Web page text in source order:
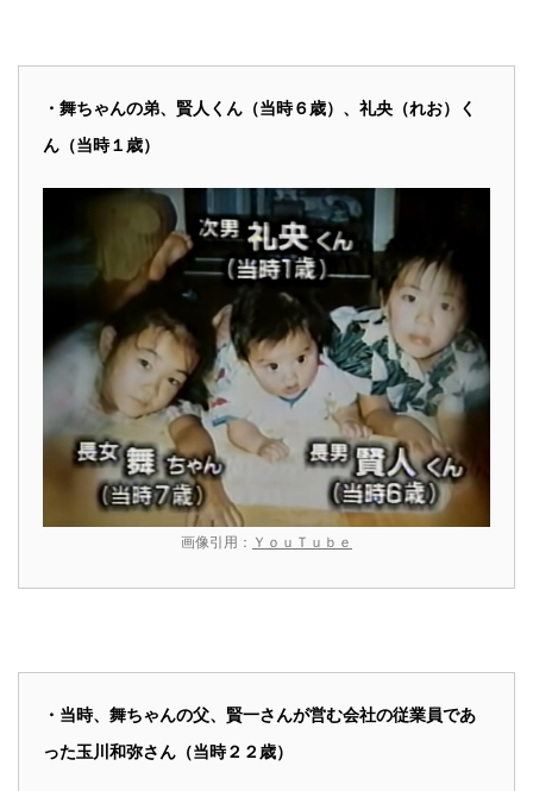
・舞ちゃんの弟、賢人くん（当時６歳）、礼央（れお）く
ん（当時１歳）
画像引用： ＹｏｕＴｕｂｅ
・当時、舞ちゃんの父、賢一さんが営む会社の従業員であ
った玉川和弥さん（当時２２歳）